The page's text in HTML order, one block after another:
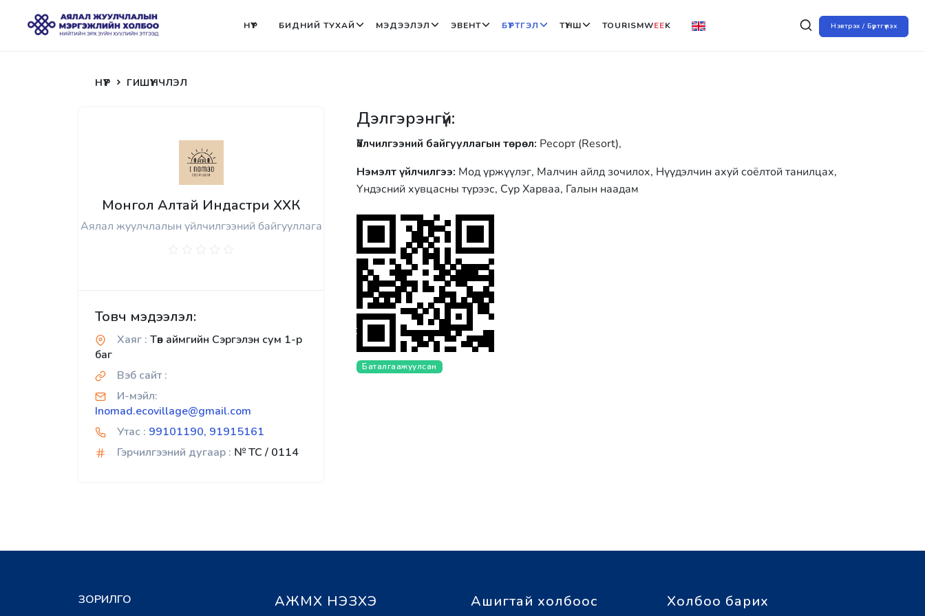
Нэвтрэх / Бүртгүүлэх
НҮҮР БИДНИЙ ТУХАЙ МЭДЭЭЛЭЛ ЭВЕНТ БҮРТГЭЛ ТҮНШ TOURISMWEEK
НҮҮР ГИШҮҮНЧЛЭЛ
Монгол Алтай Индастри ХХК
Аялал жуулчлалын үйлчилгээний байгууллага
Товч мэдээлэл:
Хаяг : Төв аймгийн Сэргэлэн сум 1-р
баг
Вэб сайт :
И-мэйл:
Inomad.ecovillage@gmail.com
Утас : 99101190, 91915161
Гэрчилгээний дугаар : № TC / 0114
Дэлгэрэнгүй:
Үйлчилгээний байгууллагын төрөл: Ресорт (Resort),
Нэмэлт үйлчилгээ: Мод үржүүлэг, Малчин айлд зочилох, Нүүдэлчин ахуй соёлтой танилцах,
Үндэсний хувцасны түрээс, Сур Харваа, Галын наадам
Баталгаажуулсан
ЗОРИЛГО
АЖМХ НЭЗХЭ Ашигтай холбоос Холбоо барих